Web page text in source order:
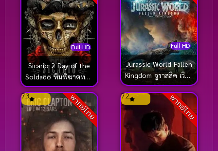
Full HD
Sicario 2 Day of the
Soldado ทีมพิฆาตทะลุ
แดนเดือด 2 (2018)
Full HD
Jurassic World Fallen
Kingdom จูราสสิค เวิลด์
อาณาจักรล่มสลาย
(2018)
พากย์ไทย
7.3 พากย์ไทย
7.2